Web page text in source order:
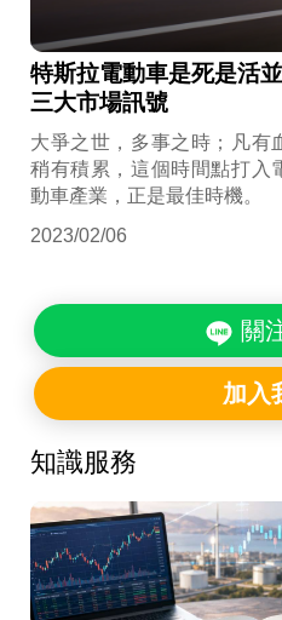
特斯拉電動車是死是活
三大市場訊號
大爭之世，多事之時；凡有
稍有積累，這個時間點打入
動車產業，正是最佳時機。
2023/02/06
關
加入
知識服務